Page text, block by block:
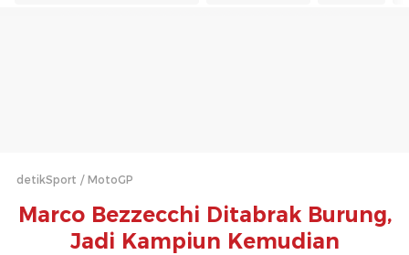
detikSport MotoGP
Marco Bezzecchi Ditabrak Burung,
Jadi Kampiun Kemudian